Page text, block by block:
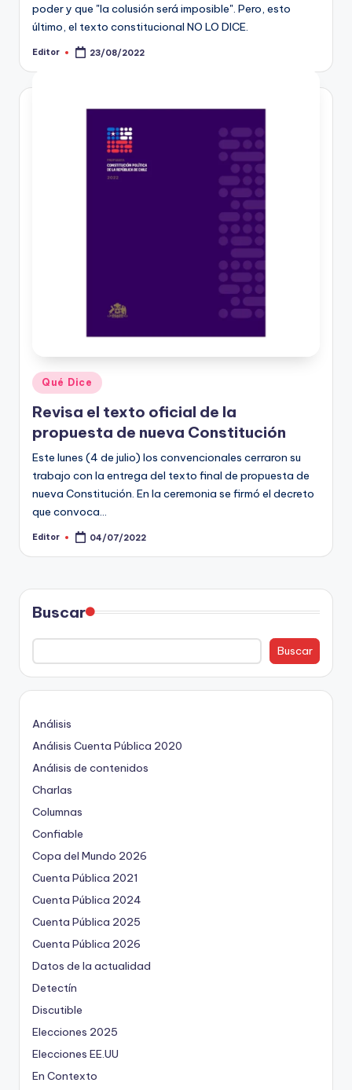
poder y que "la colusión será imposible". Pero, esto
último, el texto constitucional NO LO DICE.
Publicado
Editor 23/08/2022
Publicado
en
Qué Dice
Revisa el texto oficial de la
propuesta de nueva Constitución
Este lunes (4 de julio) los convencionales cerraron su
trabajo con la entrega del texto final de propuesta de
nueva Constitución. En la ceremonia se firmó el decreto
que convoca…
Publicado
Editor 04/07/2022
Buscar
Buscar
Análisis
Análisis Cuenta Pública 2020
Análisis de contenidos
Charlas
Columnas
Confiable
Copa del Mundo 2026
Cuenta Pública 2021
Cuenta Pública 2024
Cuenta Pública 2025
Cuenta Pública 2026
Datos de la actualidad
Detectín
Discutible
Elecciones 2025
Elecciones EE.UU
En Contexto